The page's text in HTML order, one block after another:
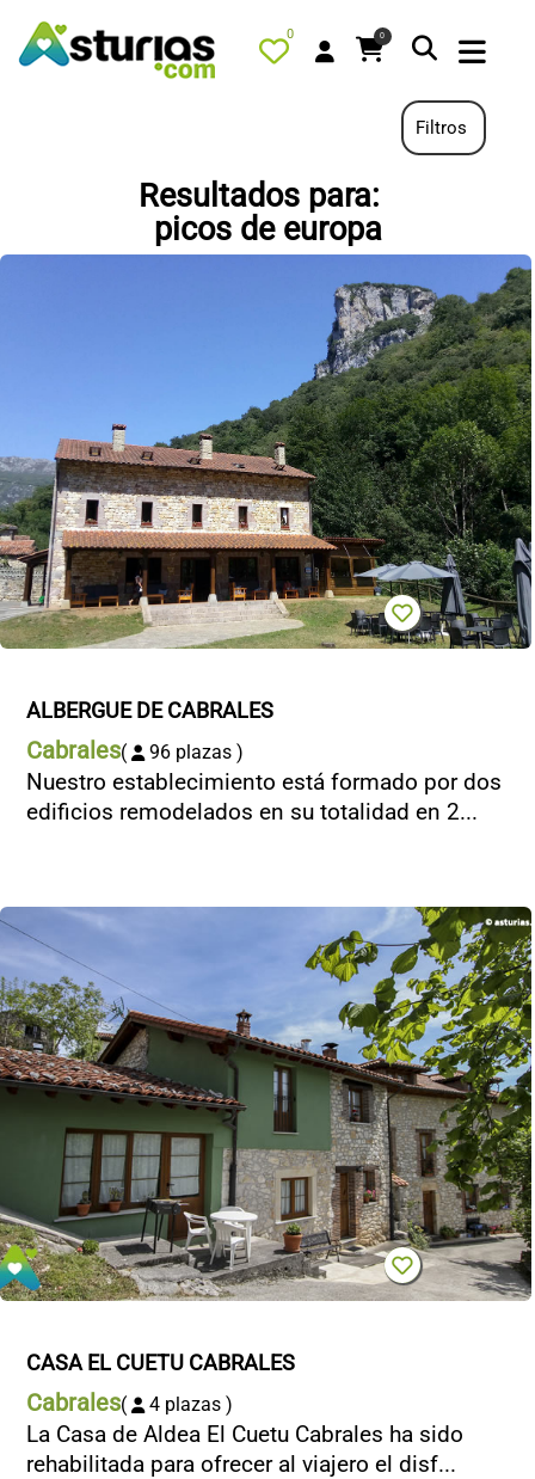
0 0
PORTADA
QUÉ HACER
TIENDA
AGENDA
OFERTAS
CONTACTO
Filtros
Resultados para:
picos de europa
ALBERGUE DE CABRALES
Cabrales( 96 plazas )
Nuestro establecimiento está formado por dos
edificios remodelados en su totalidad en 2...
CASA EL CUETU CABRALES
Cabrales( 4 plazas )
La Casa de Aldea El Cuetu Cabrales ha sido
rehabilitada para ofrecer al viajero el disf...